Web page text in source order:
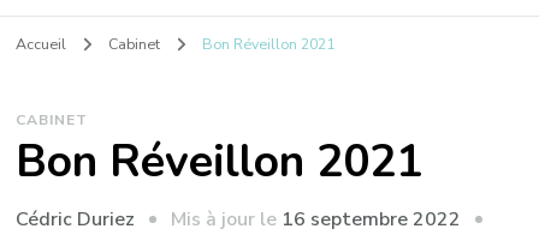
Accueil Cabinet Bon Réveillon 2021
CABINET
Bon Réveillon 2021
Cédric Duriez Mis à jour le 16 septembre 2022